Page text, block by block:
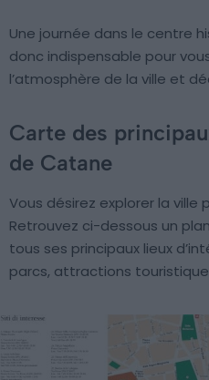
Une journée dans le centre
donc indispensable pour
l’atmosphère de la ville et
Carte des
de Catane
Vous désirez explorer la ville
Retrouvez ci-dessous un
tous ses principaux lieux
parcs, attractions